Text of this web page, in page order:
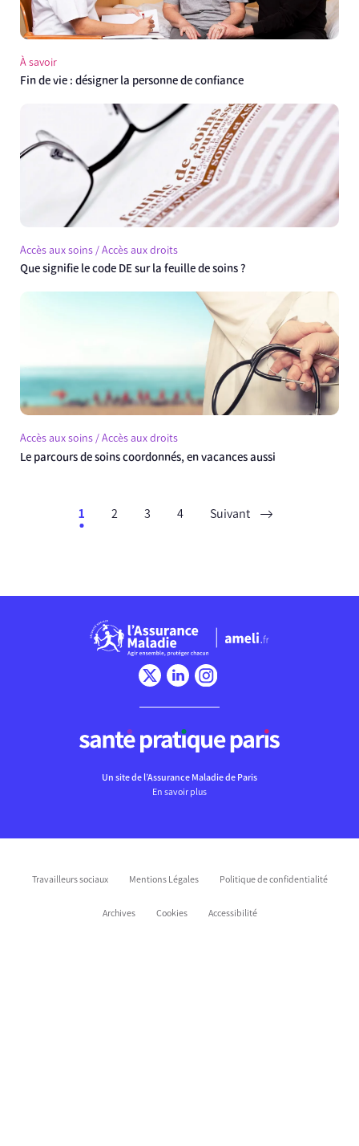
À savoir
Fin de vie : désigner la personne de confiance
Accès aux soins / Accès aux droits
Que signifie le code DE sur la feuille de soins ?
Accès aux soins / Accès aux droits
Le parcours de soins coordonnés, en vacances aussi
1 2 3 4 Suivant
Un site de l’Assurance Maladie de Paris
En savoir plus
Travailleurs sociaux Mentions Légales Politique de confidentialité
Archives Cookies Accessibilité